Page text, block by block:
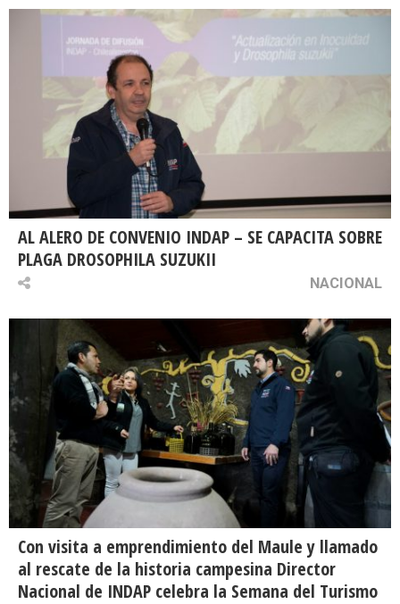
AL ALERO DE CONVENIO INDAP – SE CAPACITA SOBRE
PLAGA DROSOPHILA SUZUKII
NACIONAL
Con visita a emprendimiento del Maule y llamado
al rescate de la historia campesina Director
Nacional de INDAP celebra la Semana del Turismo